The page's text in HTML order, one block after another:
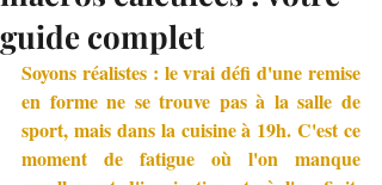
guide complet
Soyons réalistes : le vrai défi d'une remise
en forme ne se trouve pas à la salle de
sport, mais dans la cuisine à 19h. C'est ce
moment de fatigue où l'on manque